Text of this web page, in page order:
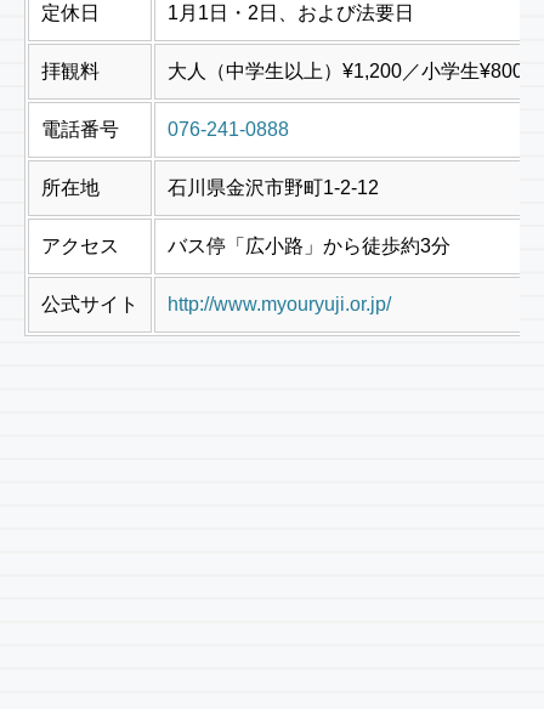
定休日 1月1日・2日、および法要日
拝観料 大人（中学生以上）¥1,200／小学生¥800
電話番号 076-241-0888
所在地 石川県金沢市野町1-2-12
アクセス バス停「広小路」から徒歩約3分
公式サイト http://www.myouryuji.or.jp/